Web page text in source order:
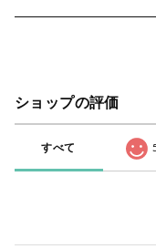
ショップの評価
すべて